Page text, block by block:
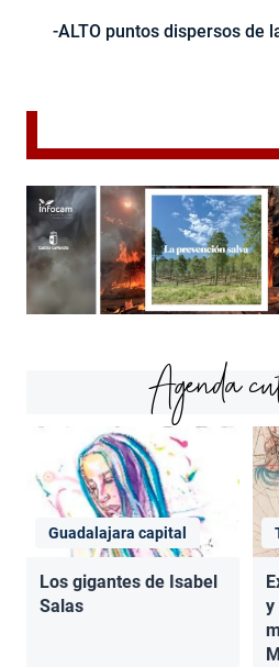
-ALTO puntos dispersos de
Agenda
Guadalajara capital
Los gigantes de Isabel
Salas
y